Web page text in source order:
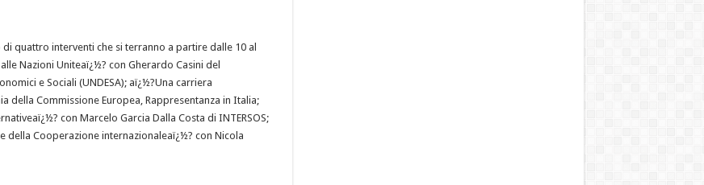
quattro interventi che si terranno a partire dalle 10 al
Nazioni Uniteaï¿½? con Gherardo Casini del
e Sociali (UNDESA); aï¿½?Una carriera
della Commissione Europea, Rappresentanza in Italia;
con Marcelo Garcia Dalla Costa di INTERSOS;
della Cooperazione internazionaleaï¿½? con Nicola